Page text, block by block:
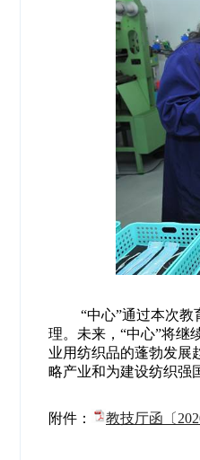
“中心”通过本次
理。未来，“中心”将继
业用纺织品的蓬勃发展
略产业和为建设纺织强
附件： 教技厅函〔